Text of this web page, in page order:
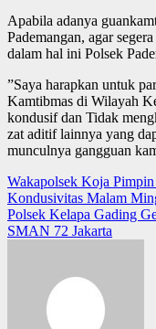
Apabila adanya
Pademangan, agar
dalam hal ini Polsek
”Saya harapkan untuk
Kamtibmas di Wilayah
kondusif dan Tidak
zat aditif lainnya yang
munculnya gangguan
Post
navigation
Wakapolsek Koja
Kondusivitas Malam
Polsek Kelapa Gading
SMAN 72 Jakarta